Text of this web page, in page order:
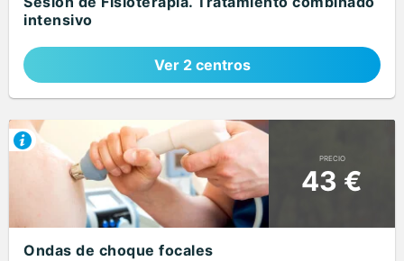
intensivo
Ver 2 centros
PRECIO
43 €
Ondas de choque focales